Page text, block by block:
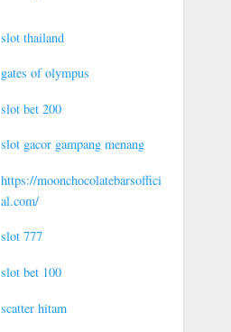
slot thailand
gates of olympus
slot bet 200
slot gacor gampang menang
https://moonchocolatebarsoffici
al.com/
slot 777
slot bet 100
scatter hitam